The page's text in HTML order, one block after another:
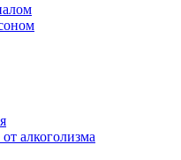
алкоголизма